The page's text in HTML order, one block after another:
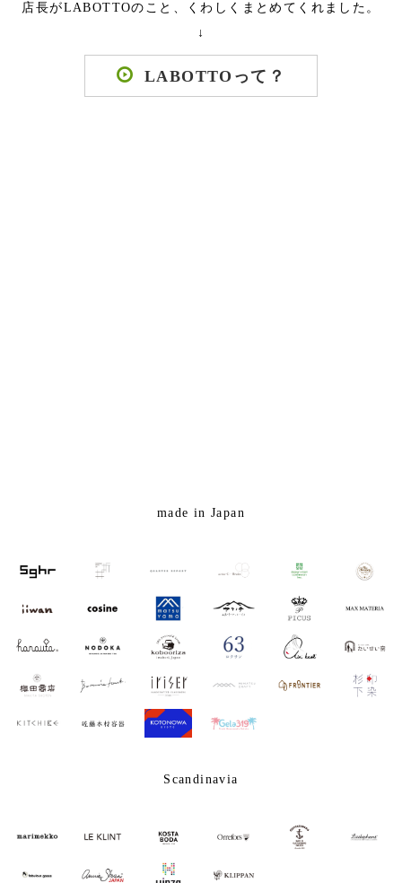
店長がLABOTTOのこと、くわしくまとめてくれました。
↓
LABOTTOって？
made in Japan
Scandinavia